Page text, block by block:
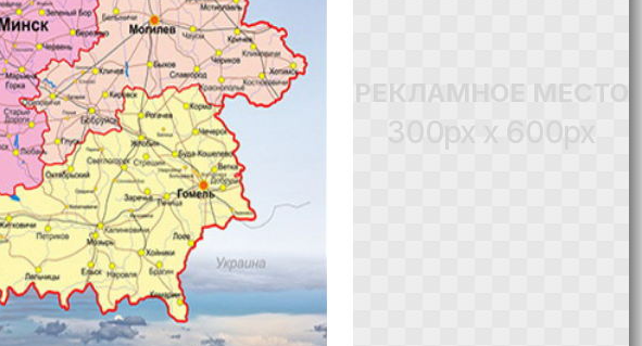
РЕКЛАМНОЕ МЕСТО
300px x 600px